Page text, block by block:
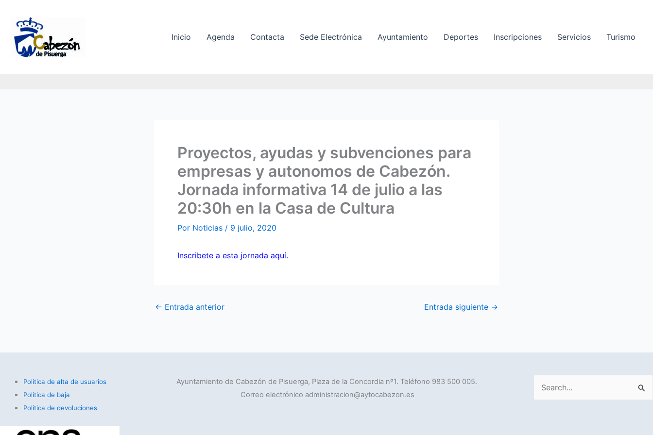
contenido
Inicio Agenda Contacta Sede Electrónica Ayuntamiento Deportes Inscripciones Servicios Turismo
Proyectos, ayudas y subvenciones para
empresas y autonomos de Cabezón.
Jornada informativa 14 de julio a las
20:30h en la Casa de Cultura
Por Noticias / 9 julio, 2020
Inscribete a esta jornada aquí.
← Entrada anterior Entrada siguiente →
Política de alta de usuarios
Política de baja
Política de devoluciones
Ayuntamiento de Cabezón de Pisuerga, Plaza de la Concordia nº1. Teléfono 983 500 005.
Correo electrónico administracion@aytocabezon.es
Buscar
por: